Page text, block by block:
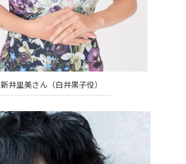
新井里美さん（白井黒子役）